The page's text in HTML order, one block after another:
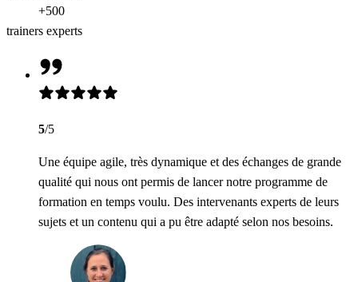
+500
trainers experts
5/5
Une équipe agile, très dynamique et des échanges de grande
qualité qui nous ont permis de lancer notre programme de
formation en temps voulu. Des intervenants experts de leurs
sujets et un contenu qui a pu être adapté selon nos besoins.